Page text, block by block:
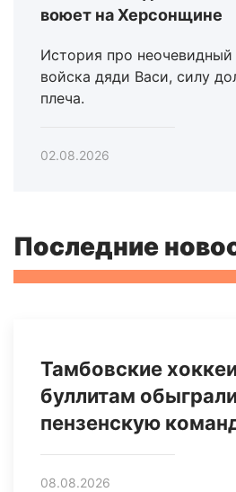
воюет на Херсонщине
История про неочевидный
войска дяди Васи, силу
плеча.
02.08.2026
Последние
Тамбовские
буллитам обыграли
пензенскую
08.08.2026